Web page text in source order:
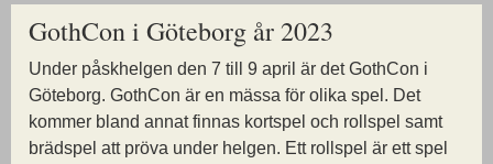
GothCon i Göteborg år 2023
Under påskhelgen den 7 till 9 april är det GothCon i
Göteborg. GothCon är en mässa för olika spel. Det
kommer bland annat finnas kortspel och rollspel samt
brädspel att pröva under helgen. Ett rollspel är ett spel